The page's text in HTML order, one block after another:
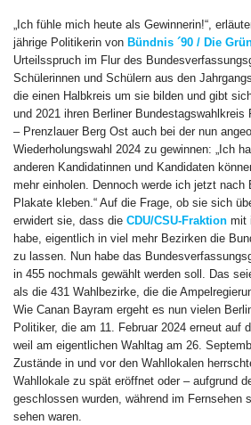
„Ich fühle mich heute als Gewinnerin!“,
jährige Politikerin von Bündnis ´90 / Die
Urteilsspruch im Flur des
Schülerinnen und Schülern aus den
die einen Halbkreis um sie bilden und gibt
und 2021 ihren Berliner Bundestagswahlkreis
– Prenzlauer Berg Ost auch bei der nun
Wiederholungswahl 2024 zu gewinnen: „Ich
anderen Kandidatinnen und Kandidaten
mehr einholen. Dennoch werde ich jetzt nach
Plakate kleben.“ Auf die Frage, ob sie sich
erwidert sie, dass die CDU/CSU-Fraktion mit
habe, eigentlich in viel mehr Bezirken die
zu lassen. Nun habe das
in 455 nochmals gewählt werden soll. Das
als die 431 Wahlbezirke, die die
Wie Canan Bayram ergeht es nun vielen
Politiker, die am 11. Februar 2024 erneut auf
weil am eigentlichen Wahltag am 26.
Zustände in und vor den Wahllokalen
Wahllokale zu spät eröffnet oder – aufgrund
geschlossen wurden, während im Fernsehen
sehen waren.